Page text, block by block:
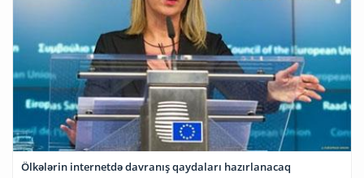
Ölkələrin internetdə davranış qaydaları hazırlanacaq